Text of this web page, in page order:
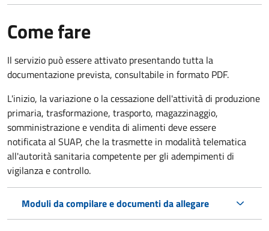
Come fare
Il servizio può essere attivato presentando tutta la
documentazione prevista, consultabile in formato PDF.
L'inizio, la variazione o la cessazione dell'attività di produzione
primaria, trasformazione, trasporto, magazzinaggio,
somministrazione e vendita di alimenti deve essere
notificata al SUAP, che la trasmette in modalità telematica
all'autorità sanitaria competente per gli adempimenti di
vigilanza e controllo.
Moduli da compilare e documenti da allegare